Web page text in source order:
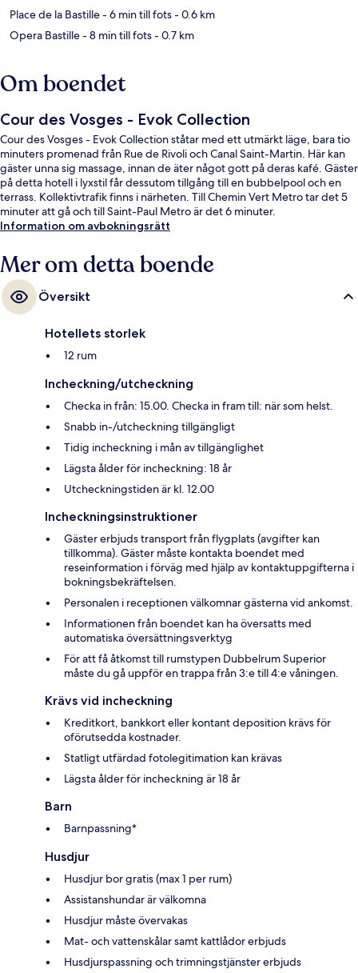
Place de la Bastille- 6 min till fots- 0.6 km
Opera Bastille- 8 min till fots- 0.7 km
Om boendet
Cour des Vosges - Evok Collection
Cour des Vosges - Evok Collection ståtar med ett utmärkt läge, bara tio
minuters promenad från Rue de Rivoli och Canal Saint-Martin. Här kan
gäster unna sig massage, innan de äter något gott på deras kafé. Gäster
på detta hotell i lyxstil får dessutom tillgång till en bubbelpool och en
terrass. Kollektivtrafik finns i närheten. Till Chemin Vert Metro tar det 5
minuter att gå och till Saint-Paul Metro är det 6 minuter.
Information om avbokningsrätt
Mer om detta boende
Översikt
Hotellets storlek
12 rum
Incheckning/utcheckning
Checka in från: 15.00. Checka in fram till: när som helst.
Snabb in-/utcheckning tillgängligt
Tidig incheckning i mån av tillgänglighet
Lägsta ålder för incheckning: 18 år
Utcheckningstiden är kl. 12.00
Incheckningsinstruktioner
Gäster erbjuds transport från flygplats (avgifter kan
tillkomma). Gäster måste kontakta boendet med
reseinformation i förväg med hjälp av kontaktuppgifterna i
bokningsbekräftelsen.
Personalen i receptionen välkomnar gästerna vid ankomst.
Informationen från boendet kan ha översatts med
automatiska översättningsverktyg
För att få åtkomst till rumstypen Dubbelrum Superior
måste du gå uppför en trappa från 3:e till 4:e våningen.
Krävs vid incheckning
Kreditkort, bankkort eller kontant deposition krävs för
oförutsedda kostnader.
Statligt utfärdad fotolegitimation kan krävas
Lägsta ålder för incheckning är 18 år
Barn
Barnpassning*
Husdjur
Husdjur bor gratis (max 1 per rum)
Assistanshundar är välkomna
Husdjur måste övervakas
Mat- och vattenskålar samt kattlådor erbjuds
Husdjurspassning och trimningstjänster erbjuds